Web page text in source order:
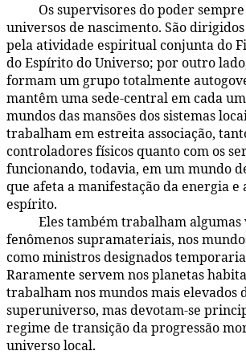
Os supervisores do poder
universos de nascimento. São
pela atividade espiritual conjunta do
do Espírito do Universo; por outro
formam um grupo totalmente
mantêm uma sede-central em cada
mundos das mansões dos sistemas
trabalham em estreita associação,
controladores físicos quanto com os
funcionando, todavia, em um mundo
que afeta a manifestação da energia e
espírito.
Eles também trabalham algumas
fenômenos supramateriais, nos
como ministros designados
Raramente servem nos planetas
trabalham nos mundos mais elevados
superuniverso, mas devotam-se
regime de transição da progressão
universo local.